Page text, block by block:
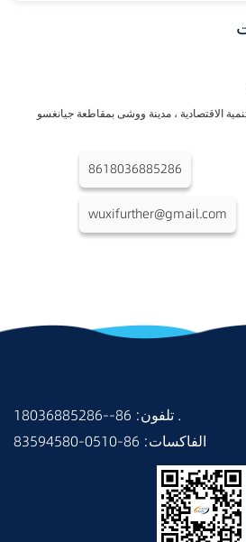
الاقتصادية ، مدينة ووشى بمقاطعة جيانغسو
8618036885286
wuxifurther@gmail.com
18036885286--86 :تلفون .
83594580-0510-86 :الفاكسات